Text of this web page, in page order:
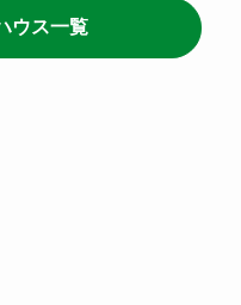
ウス一覧